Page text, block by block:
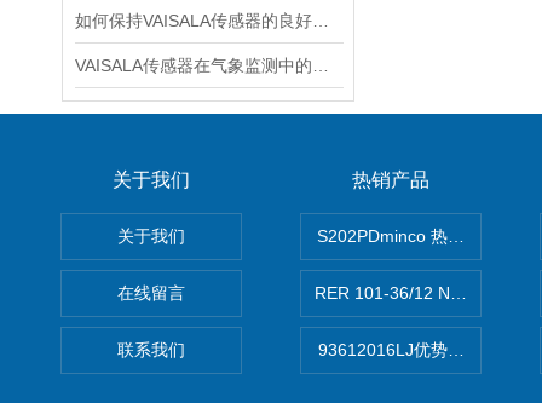
关于我们
关于我们
在线留言
联系我们
热销产品
S202PDminco 热电阻
RER 101-36/12 NHH离心
93612016LJ优势供应美国